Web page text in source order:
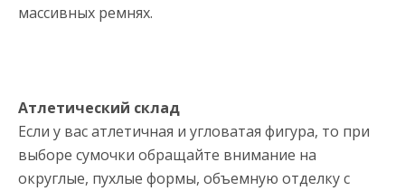
массивных ремнях.
Атлетический склад
Если у вас атлетичная и угловатая фигура, то при
выборе сумочки обращайте внимание на
округлые, пухлые формы, объемную отделку с